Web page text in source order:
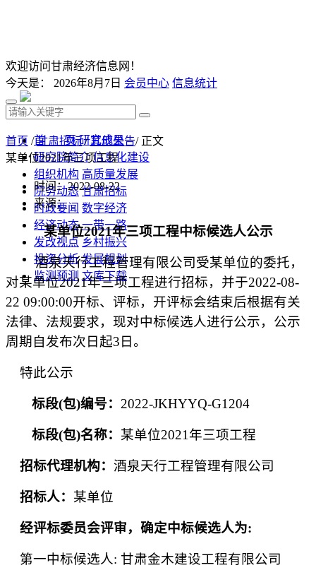
欢迎访问甘肃经济信息网！
今天是： 2026年8月7日 会员中心 信息统计
首 页 研究成果
研究院简介 信息化建设
组织机构 高质量发展
院务动态 甘肃招标
时政要闻 数字经济
经济动态 一带一路
发改视点 乡村振兴
投资分析 发展规划
监测预测 文库下载
首页 /甘肃招标/其他公告/ 正文
某单位2021年三项工程
时间：2022-08-22
来源：
某单位2021年三项工程中标候选人公示
酒泉天行工程管理有限公司受某单位的委托，
对某单位2021年三项工程进行招标， 并于2022-08-
22 09:00:00开标、评标，开评标会结束后根据有关
法律、法规要求，现对中标候选人进行公示，公示
周期自发布次日起3日。
特此公示
标段(包)编号： 2022-JKHYYQ-G1204
标段(包)名称： 某单位2021年三项工程
招标代理机构： 酒泉天行工程管理有限公司
招标人： 某单位
经评标委员会评审，确定中标候选人为:
第一中标候选人: 甘肃金木建设工程有限公司